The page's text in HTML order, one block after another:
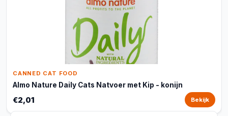
CANNED CAT FOOD
Almo Nature Daily Cats Natvoer met Kip - konijn
€2,01 Bekijk